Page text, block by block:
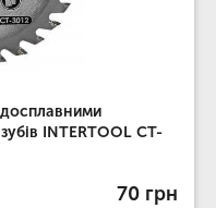
INTERTOOL CT-
70 грн